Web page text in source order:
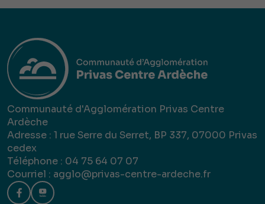
Communauté d'Agglomération Privas Centre
Ardèche
Adresse : 1 rue Serre du Serret, BP 337, 07000 Privas
cedex
Téléphone : 04 75 64 07 07
Courriel : agglo@privas-centre-ardeche.fr